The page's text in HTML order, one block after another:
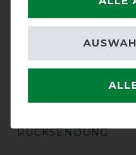
WASCHSERVICE
REPARATUR
RÜCKSENDUNG